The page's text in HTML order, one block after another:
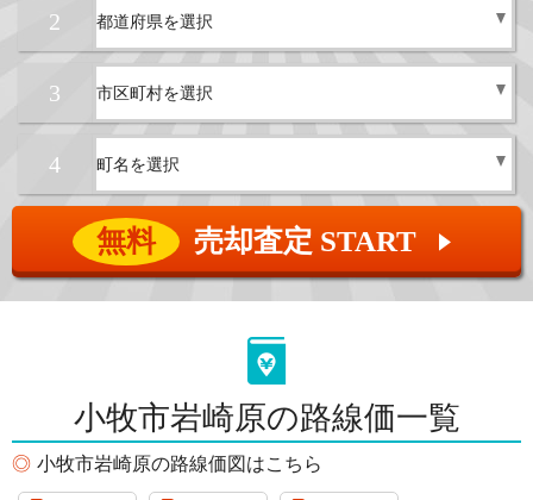
2
3
4
無料 売却査定 START ▲
小牧市岩崎原の路線価一覧
小牧市岩崎原の路線価図はこちら